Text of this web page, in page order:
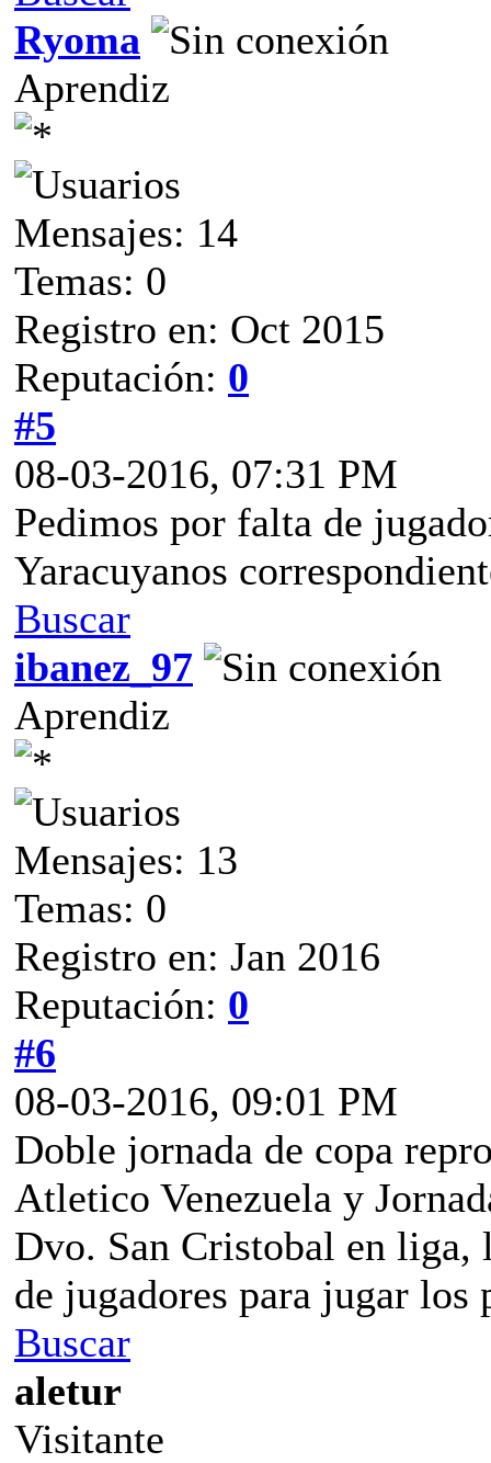
Ryoma
Aprendiz
Mensajes: 14
Temas: 0
Registro en: Oct 2015
Reputación: 0
#5
08-03-2016, 07:31 PM
Pedimos por falta de
Yaracuyanos
Buscar
ibanez_97
Aprendiz
Mensajes: 13
Temas: 0
Registro en: Jan 2016
Reputación: 0
#6
08-03-2016, 09:01 PM
Doble jornada de copa
Atletico Venezuela y
Dvo. San Cristobal en
de jugadores para jugar los
Buscar
aletur
Visitante